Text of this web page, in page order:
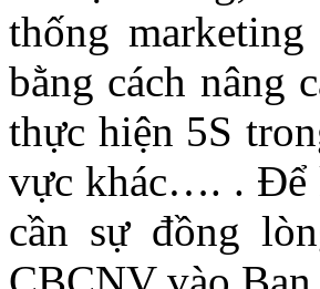
thống
bằng cách nâng
thực hiện 5S
vực khác…. . Để
cần sự đồng